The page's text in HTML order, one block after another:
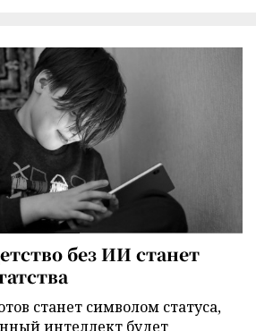
без ИИ станет
станет символом статуса,
интеллект будет